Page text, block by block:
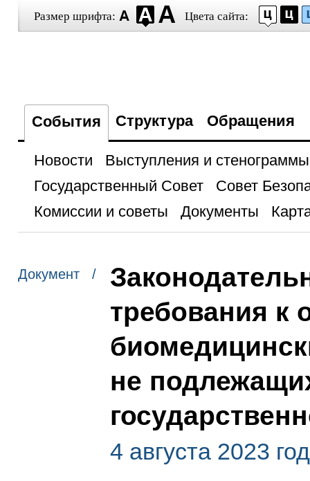
Размер шрифта: Цвета сайта:
События Структура Обращения
Новости
Выступления и стенограммы
Государственный Совет
Совет
Комиссии и советы
Документы
Документ /
требования к
не
4 августа 2023